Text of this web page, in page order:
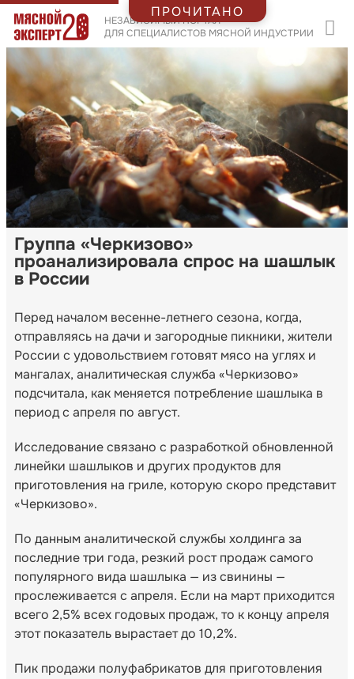
НЕЗАВИСИМЫЙ ПОРТАЛ
ДЛЯ СПЕЦИАЛИСТОВ МЯСНОЙ ИНДУСТРИИ
Группа «Черкизово»
проанализировала спрос на шашлык
в России
Перед началом весенне-летнего сезона, когда,
отправляясь на дачи и загородные пикники, жители
России с удовольствием готовят мясо на углях и
мангалах, аналитическая служба «Черкизово»
подсчитала, как меняется потребление шашлыка в
период с апреля по август.
Исследование связано с разработкой обновленной
линейки шашлыков и других продуктов для
приготовления на гриле, которую скоро представит
«Черкизово».
По данным аналитической службы холдинга за
последние три года, резкий рост продаж самого
популярного вида шашлыка — из свинины —
прослеживается с апреля. Если на март приходится
всего 2,5% всех годовых продаж, то к концу апреля
этот показатель вырастает до 10,2%.
Пик продажи полуфабрикатов для приготовления
ПРОЧИТАНО